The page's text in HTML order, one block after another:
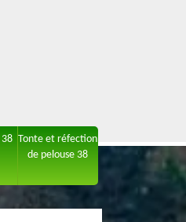
Tonte et réfection
de pelouse 38